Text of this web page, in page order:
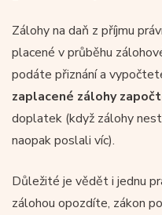
Zálohy na daň z příjmu
placené v průběhu
podáte přiznání a
zaplacené zálohy
doplatek (když zálohy
naopak poslali víc).
Důležité je vědět i jednu
zálohou opozdíte, zákon